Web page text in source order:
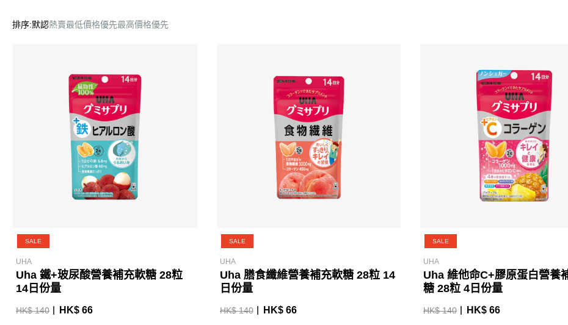
排序:默認熱賣最低價格優先最高價格優先
SALE
UHA
Uha 鐵+玻尿酸營養補充軟糖 28粒
14日份量
HK$ 140 HK$ 66
SALE
UHA
Uha 膳食纖維營養補充軟糖 28粒 14
日份量
HK$ 140 HK$ 66
SALE
UHA
Uha 維他命C+膠原蛋白營養
糖 28粒 4日份量
HK$ 140 HK$ 66